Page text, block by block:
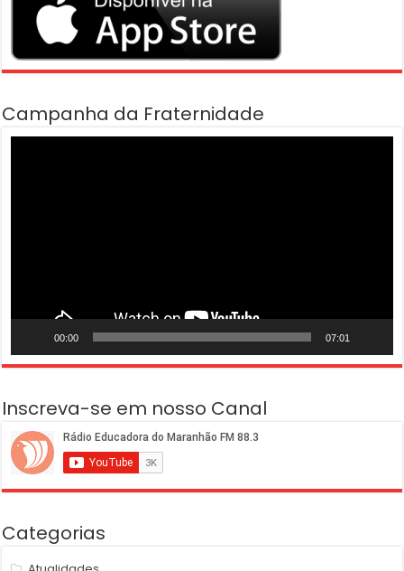
Campanha da Fraternidade
00:00 07:01
Inscreva-se em nosso Canal
Categorias